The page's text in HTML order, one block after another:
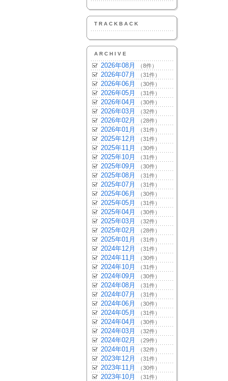
TRACKBACK
ARCHIVE
2026年08月 （8件）
2026年07月 （31件）
2026年06月 （30件）
2026年05月 （31件）
2026年04月 （30件）
2026年03月 （32件）
2026年02月 （28件）
2026年01月 （31件）
2025年12月 （31件）
2025年11月 （30件）
2025年10月 （31件）
2025年09月 （30件）
2025年08月 （31件）
2025年07月 （31件）
2025年06月 （30件）
2025年05月 （31件）
2025年04月 （30件）
2025年03月 （32件）
2025年02月 （28件）
2025年01月 （31件）
2024年12月 （31件）
2024年11月 （30件）
2024年10月 （31件）
2024年09月 （30件）
2024年08月 （31件）
2024年07月 （31件）
2024年06月 （30件）
2024年05月 （31件）
2024年04月 （30件）
2024年03月 （32件）
2024年02月 （29件）
2024年01月 （32件）
2023年12月 （31件）
2023年11月 （30件）
2023年10月 （31件）